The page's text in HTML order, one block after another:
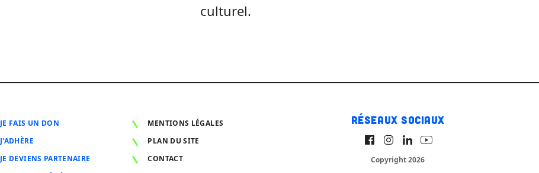
culturel.
JE FAIS UN DON
J'ADHÈRE
JE DEVIENS PARTENAIRE
MENTIONS LÉGALES
PLAN DU SITE
CONTACT
Réseaux sociaux
Copyright 2026